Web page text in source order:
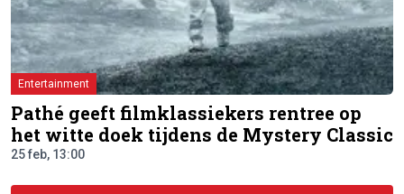
Entertainment
Pathé geeft filmklassiekers rentree op
het witte doek tijdens de Mystery Classic
25 feb, 13:00